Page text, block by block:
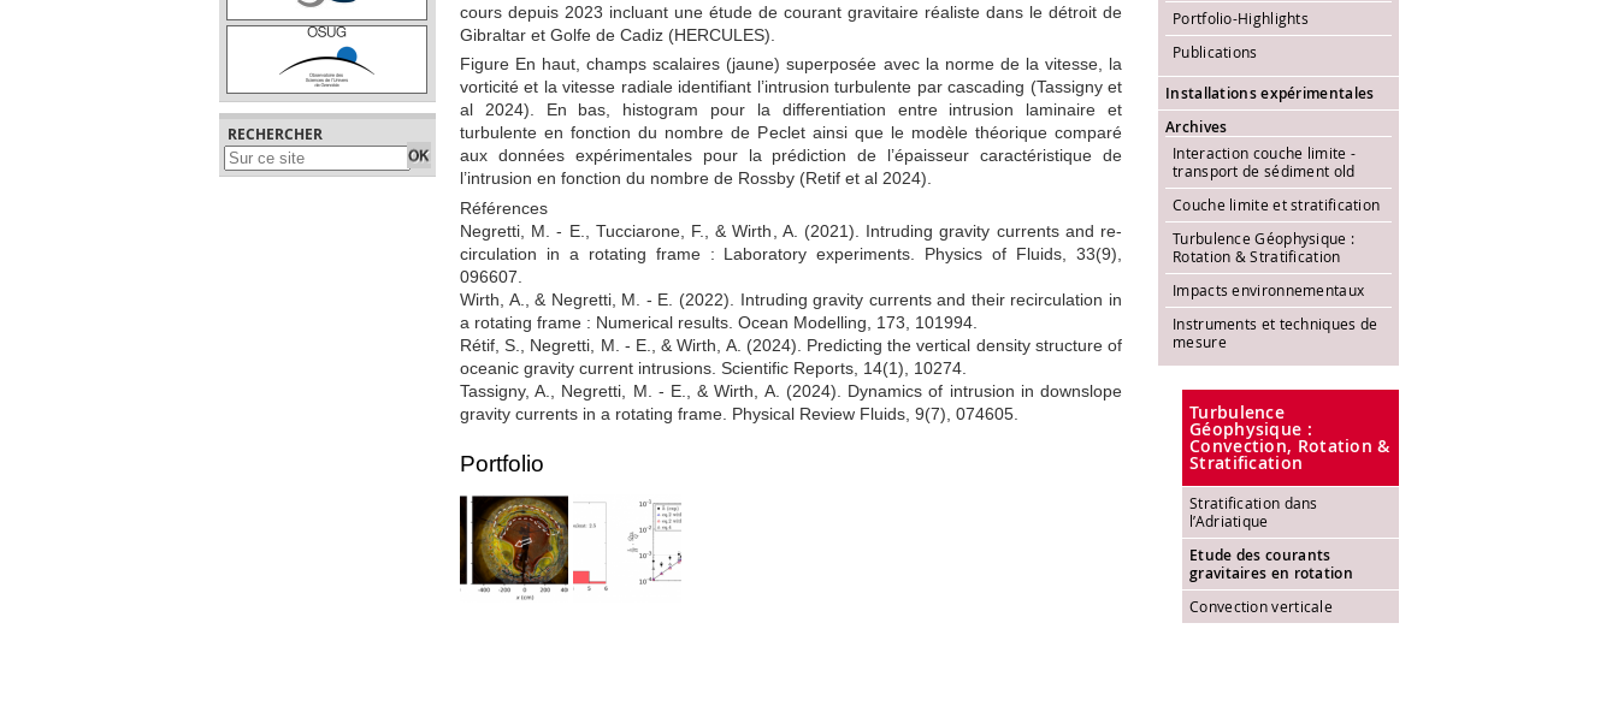
RECHERCHER
cours depuis 2023 incluant une étude de courant gravitaire réaliste dans le détroit de
Gibraltar et Golfe de Cadiz (HERCULES).
Figure En haut, champs scalaires (jaune) superposée avec la norme de la vitesse, la
vorticité et la vitesse radiale identifiant l’intrusion turbulente par cascading (Tassigny et
al 2024). En bas, histogram pour la differentiation entre intrusion laminaire et
turbulente en fonction du nombre de Peclet ainsi que le modèle théorique comparé
aux données expérimentales pour la prédiction de l’épaisseur caractéristique de
l’intrusion en fonction du nombre de Rossby (Retif et al 2024).
Références
Negretti, M. - E., Tucciarone, F., & Wirth, A. (2021). Intruding gravity currents and re-
circulation in a rotating frame : Laboratory experiments. Physics of Fluids, 33(9),
096607.
Wirth, A., & Negretti, M. - E. (2022). Intruding gravity currents and their recirculation in
a rotating frame : Numerical results. Ocean Modelling, 173, 101994.
Rétif, S., Negretti, M. - E., & Wirth, A. (2024). Predicting the vertical density structure of
oceanic gravity current intrusions. Scientific Reports, 14(1), 10274.
Tassigny, A., Negretti, M. - E., & Wirth, A. (2024). Dynamics of intrusion in downslope
gravity currents in a rotating frame. Physical Review Fluids, 9(7), 074605.
Portfolio
Portfolio-Highlights
Publications
Installations expérimentales
Archives
Interaction couche limite -
transport de sédiment old
Couche limite et stratification
Turbulence Géophysique :
Rotation & Stratification
Impacts environnementaux
Instruments et techniques de
mesure
Turbulence
Géophysique :
Convection, Rotation &
Stratification
Stratification dans
l’Adriatique
Etude des courants
gravitaires en rotation
Convection verticale